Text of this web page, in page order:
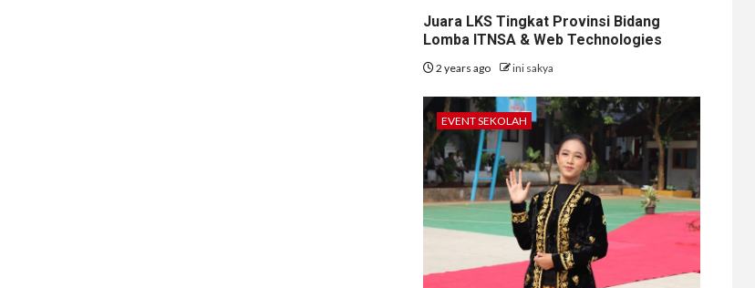
Juara LKS Tingkat Provinsi Bidang
Lomba ITNSA & Web Technologies
2 years ago ini sakya
EVENT SEKOLAH